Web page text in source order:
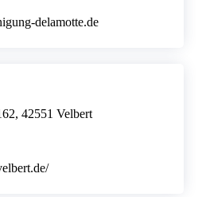
delamotte.de
42551 Velbert